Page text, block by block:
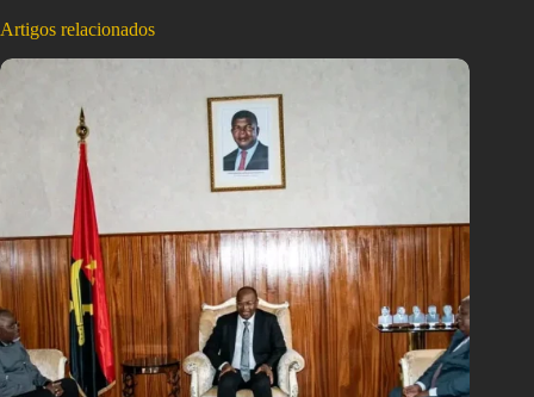
Artigos relacionados